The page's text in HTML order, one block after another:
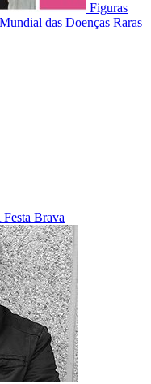
Figuras
das Doenças Raras
Festa Brava